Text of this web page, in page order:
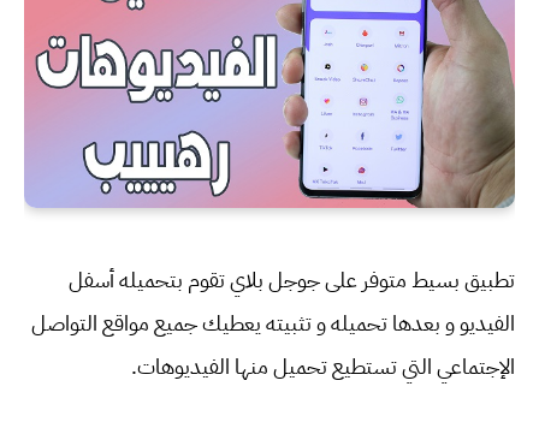
تطبيق بسيط متوفر على جوجل بلاي تقوم بتحميله أسفل
الفيديو و بعدها تحميله و تثبيته يعطيك جميع مواقع التواصل
الإجتماعي التي تستطيع تحميل منها الفيديوهات.